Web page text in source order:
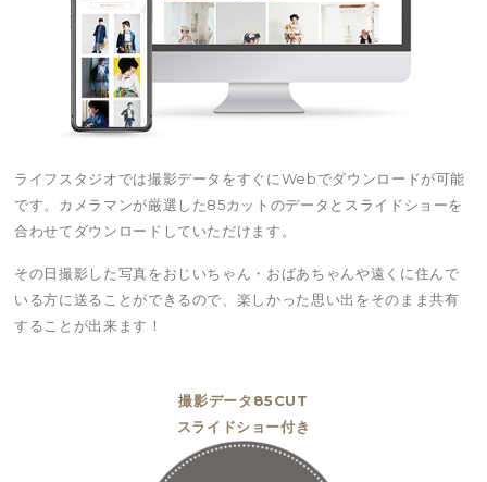
ライフスタジオでは撮影データをすぐにWebでダウンロードが可能
です。カメラマンが厳選した85カットのデータとスライドショーを
合わせてダウンロードしていただけます。
その日撮影した写真をおじいちゃん・おばあちゃんや遠くに住んで
いる方に送ることができるので、楽しかった思い出をそのまま共有
することが出来ます！
撮影データ85CUT
スライドショー付き